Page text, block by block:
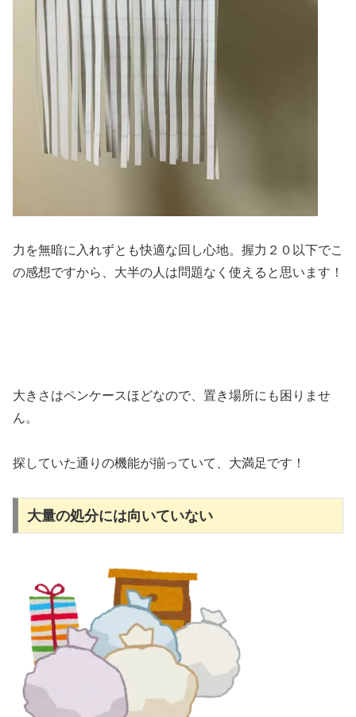
力を無暗に入れずとも快適な回し心地。握力２０以下でこ
の感想ですから、大半の人は問題なく使えると思います！
大きさはペンケースほどなので、置き場所にも困りませ
ん。
探していた通りの機能が揃っていて、大満足です！
大量の処分には向いていない